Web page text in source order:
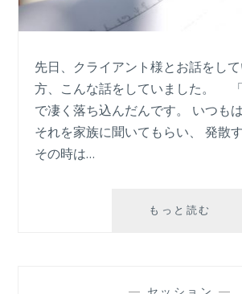
先日、クライアント様とお話をし
方、こんな話をしていました。
で凄く落ち込んだんです。 いつも
それを家族に聞いてもらい、 発散
その時は…
もっと読む